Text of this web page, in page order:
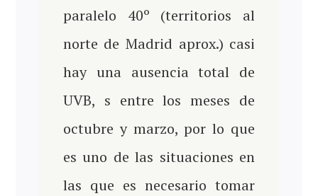
paralelo 40º (territorios al
norte de Madrid aprox.) casi
hay una ausencia total de
UVB, s entre los meses de
octubre y marzo, por lo que
es uno de las situaciones en
las que es necesario tomar